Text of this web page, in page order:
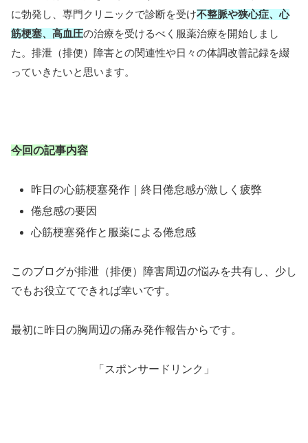
に勃発し、専門クリニックで診断を受け不整脈や狭心症、心
筋梗塞、高血圧の治療を受けるべく服薬治療を開始しまし
た。排泄（排便）障害との関連性や日々の体調改善記録を綴
っていきたいと思います。
今回の記事内容
昨日の心筋梗塞発作｜終日倦怠感が激しく疲弊
倦怠感の要因
心筋梗塞発作と服薬による倦怠感
このブログが排泄（排便）障害周辺の悩みを共有し、少し
でもお役立てできれば幸いです。
最初に昨日の胸周辺の痛み発作報告からです。
「スポンサードリンク」